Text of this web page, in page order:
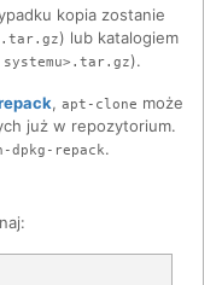
kopia zostanie
) lub katalogiem
).
, apt-clone może
już w repozytorium.
dpkg-repack.